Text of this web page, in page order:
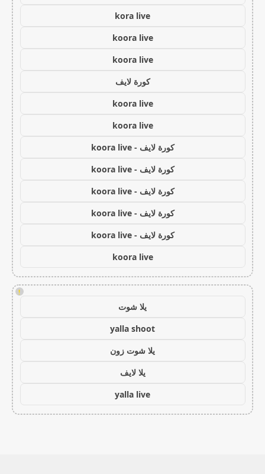
kora live
koora live
koora live
كورة لايف
koora live
koora live
كورة لايف - koora live
كورة لايف - koora live
كورة لايف - koora live
كورة لايف - koora live
كورة لايف - koora live
koora live
!
يلا شوت
yalla shoot
يلا شوت زون
يلا لايف
yalla live